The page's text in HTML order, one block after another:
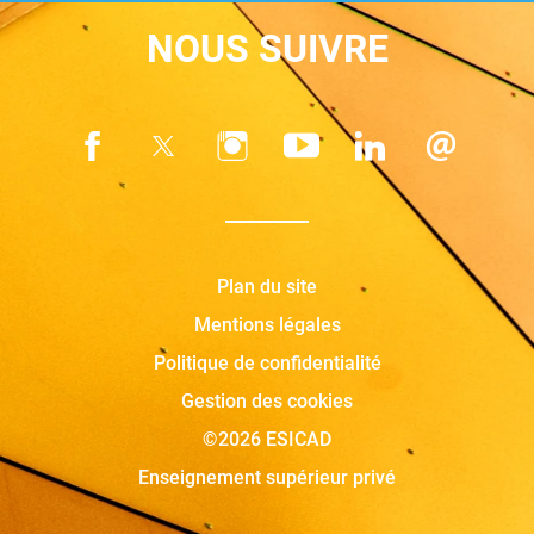
NOUS SUIVRE
Plan du site
Mentions légales
Politique de confidentialité
Gestion des cookies
©2026 ESICAD
Enseignement supérieur privé